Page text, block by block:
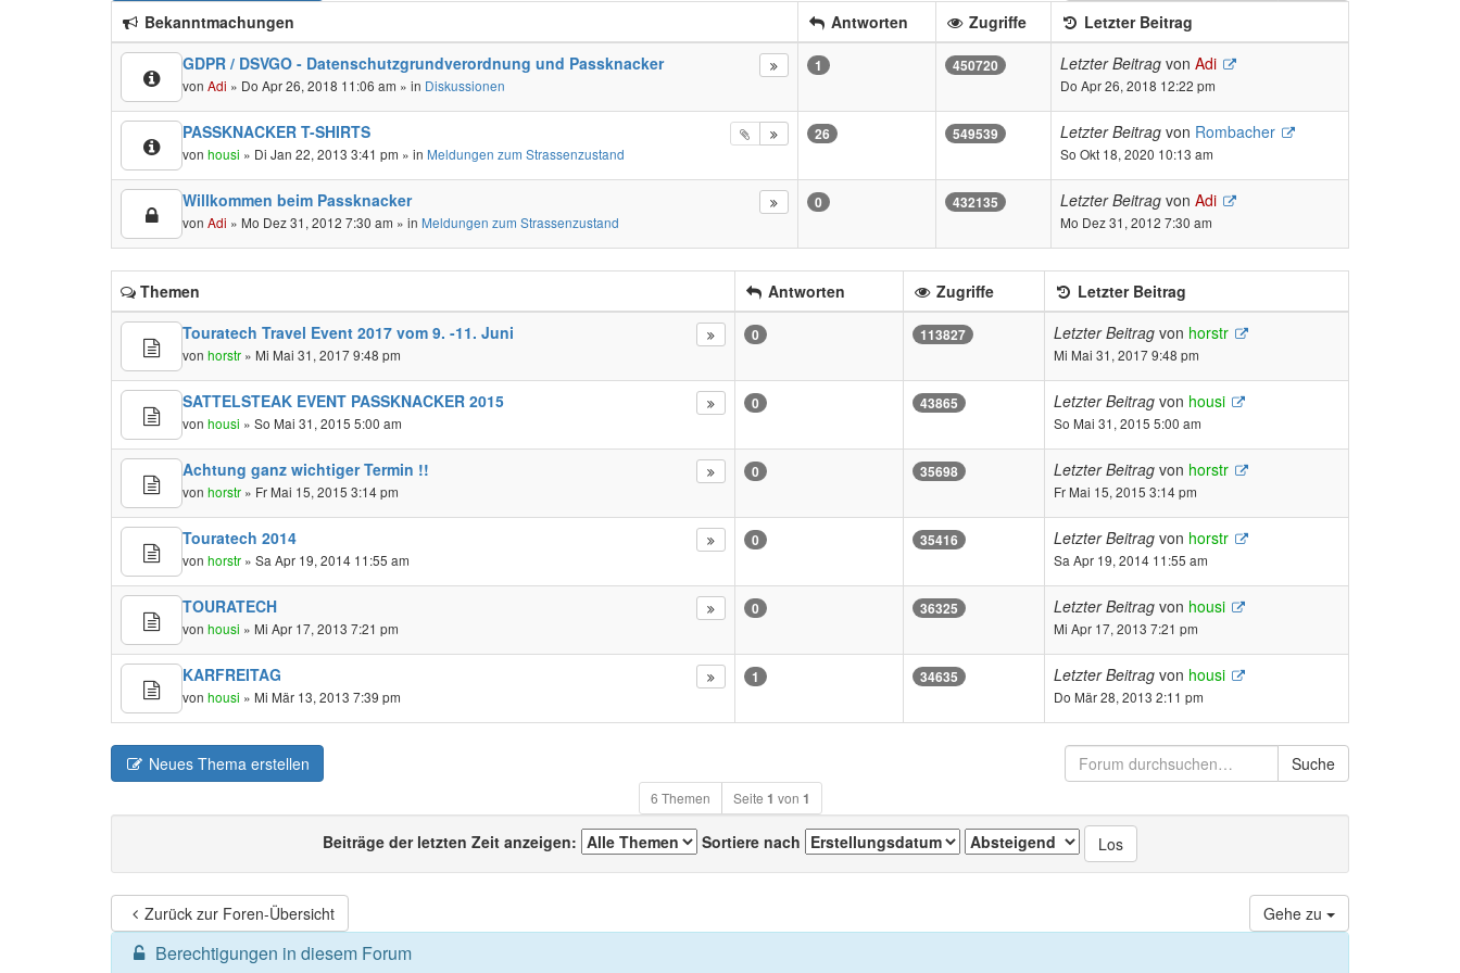
Bekanntmachungen
Antworten Zugriffe
Letzter Beitrag
GDPR / DSVGO - Datenschutzgrundverordnung und Passknacker
vonAdi » Do Apr 26, 2018 11:06 am » in Diskussionen
1 450720 Letzter Beitrag von Adi
Do Apr 26, 2018 12:22 pm
PASSKNACKER T-SHIRTS
vonhousi » Di Jan 22, 2013 3:41 pm » in Meldungen zum Strassenzustand
26 549539 Letzter Beitrag von Rombacher
So Okt 18, 2020 10:13 am
Willkommen beim Passknacker
vonAdi » Mo Dez 31, 2012 7:30 am » in Meldungen zum Strassenzustand
0 432135 Letzter Beitrag von Adi
Mo Dez 31, 2012 7:30 am
Themen Antworten Zugriffe
Letzter Beitrag
Touratech Travel Event 2017 vom 9. -11. Juni
vonhorstr » Mi Mai 31, 2017 9:48 pm
0 113827 Letzter Beitrag von horstr
Mi Mai 31, 2017 9:48 pm
SATTELSTEAK EVENT PASSKNACKER 2015
vonhousi » So Mai 31, 2015 5:00 am
0 43865 Letzter Beitrag von housi
So Mai 31, 2015 5:00 am
Achtung ganz wichtiger Termin !!
vonhorstr » Fr Mai 15, 2015 3:14 pm
0 35698 Letzter Beitrag von horstr
Fr Mai 15, 2015 3:14 pm
Touratech 2014
vonhorstr » Sa Apr 19, 2014 11:55 am
0 35416 Letzter Beitrag von horstr
Sa Apr 19, 2014 11:55 am
TOURATECH
vonhousi » Mi Apr 17, 2013 7:21 pm
0 36325 Letzter Beitrag von housi
Mi Apr 17, 2013 7:21 pm
KARFREITAG
vonhousi » Mi Mär 13, 2013 7:39 pm
1 34635 Letzter Beitrag von housi
Do Mär 28, 2013 2:11 pm
Neues Thema erstellen Suche
6 Themen Seite 1 von 1
Beiträge der letzten Zeit anzeigen: Sortiere nach
Zurück zur Foren-Übersicht Gehe zu
Berechtigungen in diesem Forum